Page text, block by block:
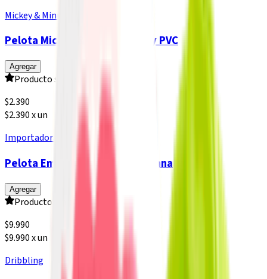
Mickey & Minnie
Pelota Mickey & Minnie Disney PVC
Agregar
Producto sin calificar
$2.390
$2.390 x un
Importadora Italiana
Pelota Emoji Importadora Italiana
Agregar
Producto sin calificar
$9.990
$9.990 x un
Dribbling